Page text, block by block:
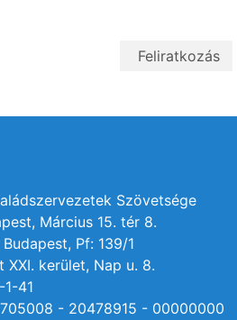
Szövetsége
Március 15. tér 8.
Pf: 139/1
XXI. kerület, Nap u. 8.
41
- 20478915 - 00000000